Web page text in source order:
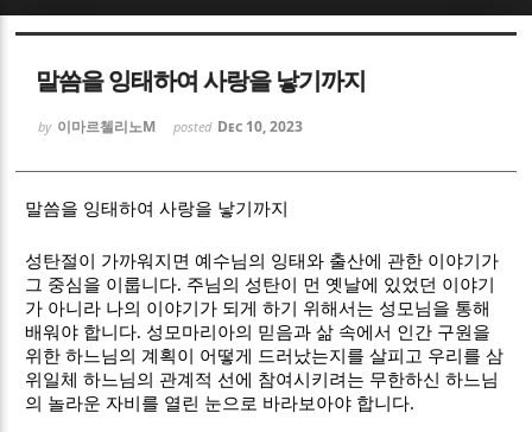
말씀을 잉태하여 사랑을 낳기까지
by 이마르첼리노M posted Dec 10, 2023
말씀을 잉태하여 사랑을 낳기까지
성탄절이 가까워지면 예수님의 잉태와 출산에 관한 이야기가
그 중심을 이룹니다. 주님의 성탄이 먼 옛날에 있었던 이야기
가 아니라 나의 이야기가 되게 하기 위해서는 성모님을 통해
배워야 합니다. 성모마리아의 믿음과 삶 속에서 인간 구원을
위한 하느님의 계획이 어떻게 드러났는지를 살피고 우리를 삼
위일체 하느님의 관계적 선에 참여시키려는 무한하신 하느님
의 놀라운 자비를 열린 눈으로 바라보아야 합니다.
Sketchbook5, 스케치북5
Sketchbook5, 스케치북5
Sketchbook5, 스케치북5
Sketchbook5, 스케치북5